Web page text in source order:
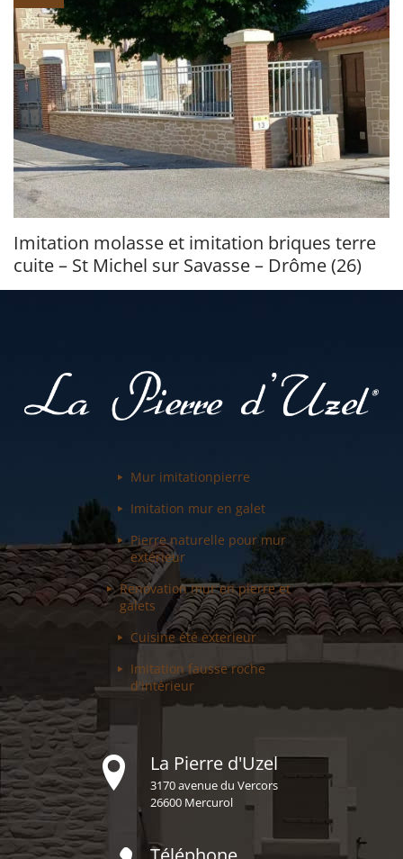
Imitation molasse et imitation briques terre
cuite – St Michel sur Savasse – Drôme (26)
Mur imitationpierre
Imitation mur en galet
Pierre naturelle pourmur
extérieur
Renovation muren pierre et
galets
Cuisine été exterieur
Imitation fausseroche
d'intérieur
La Pierre d'Uzel
3170 avenue du Vercors
26600 Mercurol